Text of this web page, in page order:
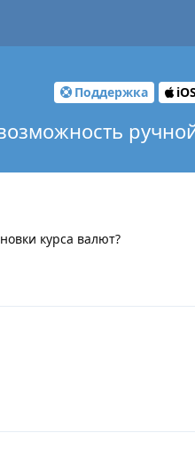
Поддержка iOS
курса валют?